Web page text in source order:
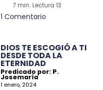
7 min. Lectura 13
1 Comentario
DIOS TE ESCOGIÓ A TI
DESDE TODA LA
ETERNIDAD
Predicado por: P.
Josemaría
1 enero, 2024